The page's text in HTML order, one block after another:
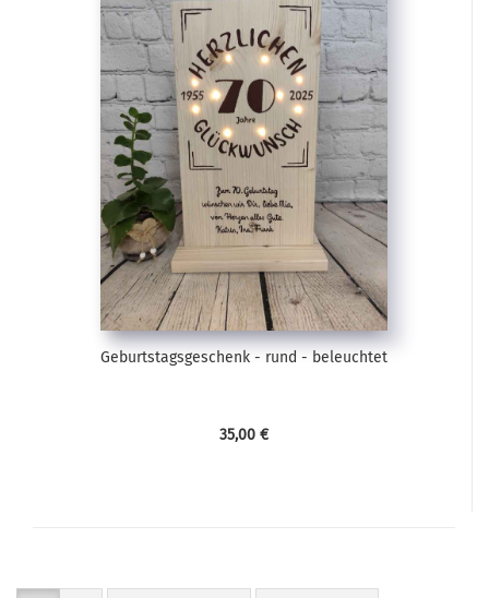
Geburtstagsgeschenk - rund - beleuchtet
35,00 €